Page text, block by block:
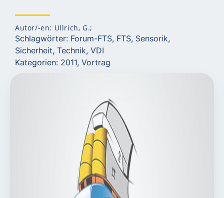
Autor/-en: Ullrich, G.;
Schlagwörter: Forum-FTS, FTS, Sensorik,
Sicherheit, Technik, VDI
Kategorien: 2011, Vortrag